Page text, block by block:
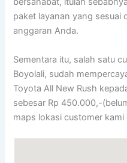
paket layanan yang sesuai
anggaran Anda.
Sementara itu, salah satu
Boyolali, sudah
Toyota All New Rush
sebesar Rp 450.000,-
maps lokasi customer kami